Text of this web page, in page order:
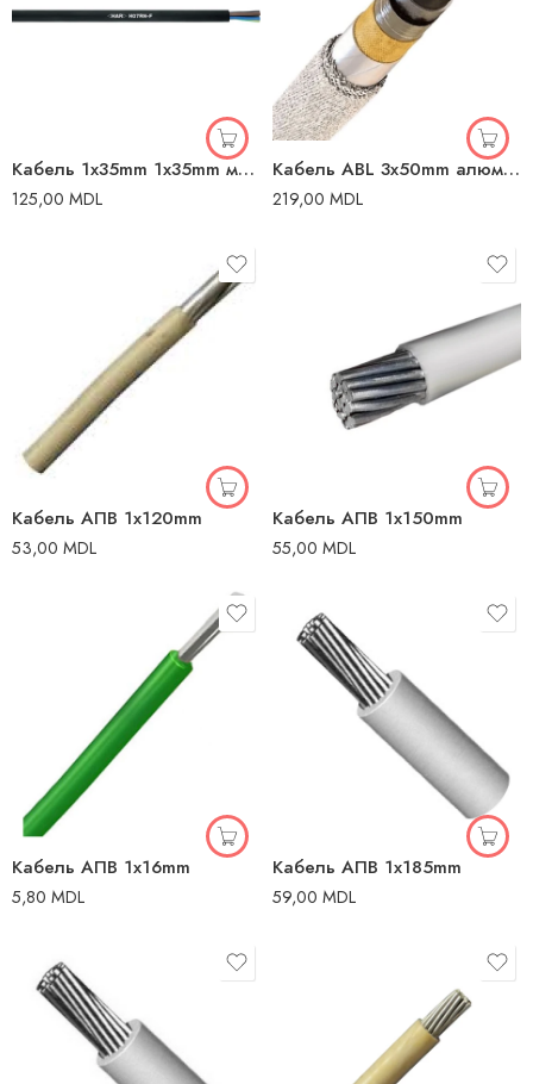
Кабель 1x35mm 1x35mm медь
125,00 MDL
Кабель ABL 3x50mm алюминий
219,00 MDL
Кабель AПВ 1x120mm
53,00 MDL
Кабель AПВ 1x150mm
55,00 MDL
Кабель AПВ 1x16mm
5,80 MDL
Кабель AПВ 1x185mm
59,00 MDL